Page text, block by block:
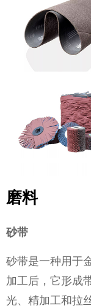
磨料
砂带
砂带是一种用于
加工后，它形成
光、精加工和拉